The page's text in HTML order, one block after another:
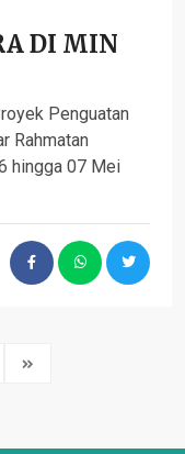
DI MIN
Penguatan
Rahmatan
hingga 07 Mei